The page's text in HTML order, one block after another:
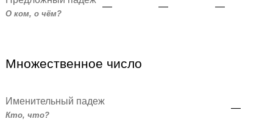
О ком, о чём?
— — —
Множественное число
Именительный падеж
Кто, что?
—